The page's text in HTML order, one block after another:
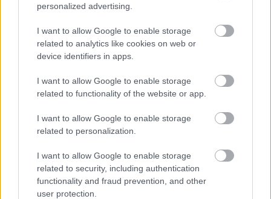
personalized advertising.
I want to allow Google to enable storage
related to analytics like cookies on web or
device identifiers in apps.
I want to allow Google to enable storage
related to functionality of the website or app.
I want to allow Google to enable storage
related to personalization.
I want to allow Google to enable storage
related to security, including authentication
functionality and fraud prevention, and other
user protection.
Mohlo by vás zaujímať
Strabag: Potichu sme prišli
a potichu odídeme
Historický park pri kaštieli v
Senici ožije. Obnova